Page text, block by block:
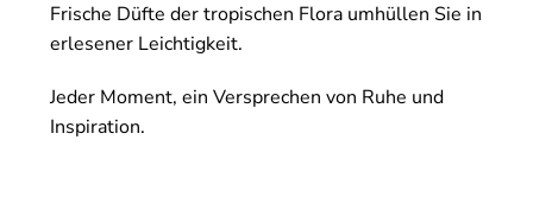
Frische Düfte der tropischen Flora umhüllen Sie in
erlesener Leichtigkeit.
Jeder Moment, ein Versprechen von Ruhe und
Inspiration.